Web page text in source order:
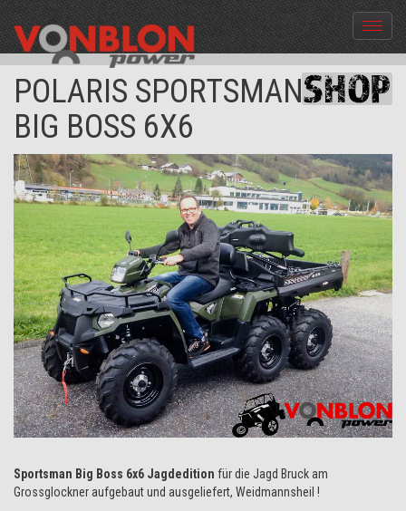
Menü
aus-
und
POLARIS SPORTSMAN 570
BIG BOSS 6X6
Sportsman Big Boss 6x6 Jagdedition für die Jagd Bruck am
Grossglockner aufgebaut und ausgeliefert, Weidmannsheil !